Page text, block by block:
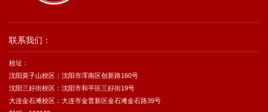
联系我们：
校址：
沈阳莫子山校区：沈阳市浑南区创新路160号
沈阳三好街校区：沈阳市和平区三好街19号
大连金石滩校区：大连市金普新区金石滩金石路39号